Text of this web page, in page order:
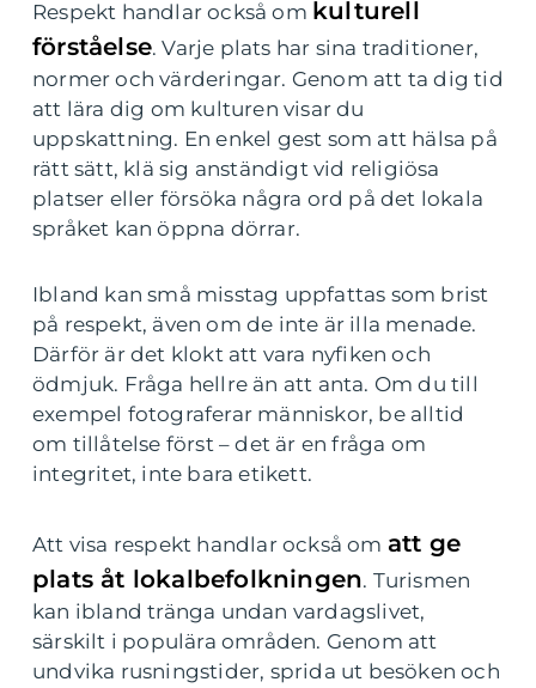
Respekt handlar också om kulturell
förståelse. Varje plats har sina traditioner,
normer och värderingar. Genom att ta dig tid
att lära dig om kulturen visar du
uppskattning. En enkel gest som att hälsa på
rätt sätt, klä sig anständigt vid religiösa
platser eller försöka några ord på det lokala
språket kan öppna dörrar.
Ibland kan små misstag uppfattas som brist
på respekt, även om de inte är illa menade.
Därför är det klokt att vara nyfiken och
ödmjuk. Fråga hellre än att anta. Om du till
exempel fotograferar människor, be alltid
om tillåtelse först – det är en fråga om
integritet, inte bara etikett.
Att visa respekt handlar också om att ge
plats åt lokalbefolkningen. Turismen
kan ibland tränga undan vardagslivet,
särskilt i populära områden. Genom att
undvika rusningstider, sprida ut besöken och